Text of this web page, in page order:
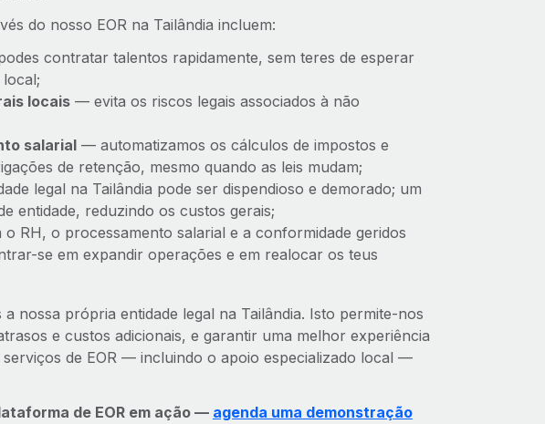
do nosso EOR na Tailândia incluem:
contratar talentos rapidamente, sem teres de esperar
locais— evita os riscos legais associados à não
salarial— automatizamos os cálculos de impostos e
de retenção, mesmo quando as leis mudam;
legal na Tailândia pode ser dispendioso e demorado; um
entidade, reduzindo os custos gerais;
RH, o processamento salarial e a conformidade geridos
se em expandir operações e em realocar os teus
nossa própria entidade legal na Tailândia. Isto permite-nos
e custos adicionais, e garantir uma melhor experiência
de EOR — incluindo o apoio especializado local —
de EOR em ação — agenda uma demonstração